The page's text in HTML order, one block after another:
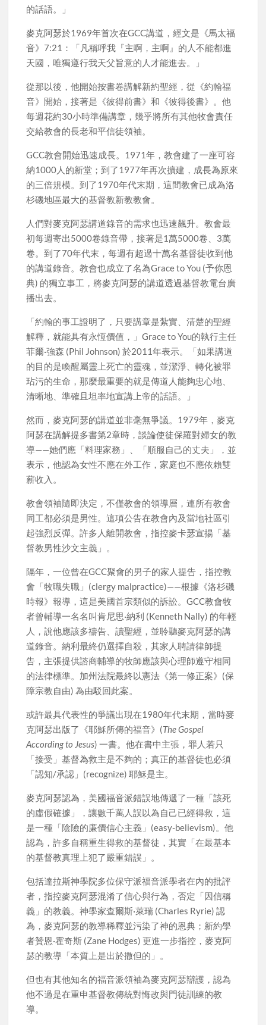
的話語。」
麥克阿瑟於1969年首次在GCC講道，經文是《馬太福
音》7:21：「凡稱呼我『主啊，主啊』的人不能都進
天國，唯獨遵行我天父旨意的人才能進去。」
從那以後，他開始按書卷講解新約聖經，從《約翰福
音》開始，接著是《彼得前書》和《彼得後書》。他
每週花約30小時準備講章，幾乎將所有其他牧會責任
交給教會的長老和平信徒領袖。
GCC教會開始迅速成長。1971年，教會建了一座可容
納1000人的新堂；到了1977年再次擴建，成長為原來
的三倍規模。到了1970年代末期，這間教會已成為洛
杉磯地區最大的基督教新教教會。
人們對麥克阿瑟講道錄音的需求也迅速飆升。教會最
初每週寄出5000卷錄音帶，接著是1萬5000卷、3萬
卷。到了70年代末，每週有超過十萬名基督徒收到他
的講道錄音。教會也成立了名為Grace to You (予你恩
典) 的獨立事工，將麥克阿瑟的講道透過基督教電台廣
播出去。
「約翰的事工證明了，只要講章是紮實、清楚的聖經
解釋，就能具有永恆價值，」Grace to You的執行主任
菲爾·強森 (Phil Johnson) 於2011年表示。「如果講道
的目的是喚醒屬靈上死亡的靈魂，並潔淨、轉化被罪
玷污的生命，那麼最重要的就是傳道人能夠忠心地、
清晰地、準確且坦率地宣講上帝的話語。」
然而，麥克阿瑟的講道並非毫無爭議。1979年，麥克
阿瑟在講解提多書第2章時，談論使徒保羅對婦女的教
導——她們應「料理家務」、「順服自己的丈夫」，並
表示，他認為女性不應在外工作，家庭也不應依賴雙
薪收入。
教會領袖隨即決定，不僅教會的領導層，連所有教會
同工都必須是男性。這項公告在教會內及當地社區引
起強烈反彈。許多人離開教會，指控麥卡瑟宣揚「基
督教男性沙文主義」。
隔年，一位曾在GCC聚會的男子的家人提告，指控教
會「牧職失職」(clergy malpractice)——根據《洛杉磯
時報》報導，這是美國首宗類似的訴訟。GCC教會牧
者曾輔導一名名叫肯尼思·納利 (Kenneth Nally) 的年輕
人，說他應該多禱告、讀聖經，並聆聽麥克阿瑟的講
道錄音。納利最終仍選擇自殺，其家人聘請律師提
告，主張提供諮商輔導的牧師應該與心理師遵守相同
的法律標準。加州法院最終以憲法《第一修正案》(保
障宗教自由) 為由駁回此案。
或許最具代表性的爭議出現在1980年代末期，當時麥
克阿瑟出版了《耶穌所傳的福音》(The Gospel
According to Jesus) 一書。他在書中主張，罪人若只
「接受」基督為救主是不夠的；真正的基督徒也必須
「認知/承認」(recognize) 耶穌是主。
麥克阿瑟認為，美國福音派錯誤地傳遞了一種「該死
的虛假確據」，讓數千萬人誤以為自己已經得救，這
是一種「陰險的廉價信心主義」(easy-believism)。他
認為，許多自稱重生得救的基督徒，其實「在最基本
的基督教真理上犯了嚴重錯誤」。
包括達拉斯神學院多位保守派福音派學者在內的批評
者，指控麥克阿瑟混淆了信心與行為，否定「因信稱
義」的教義。神學家查爾斯·萊瑞 (Charles Ryrie) 認
為，麥克阿瑟的教導稀釋並污染了神的恩典；新約學
者贊恩·霍奇斯 (Zane Hodges) 更進一步指控，麥克阿
瑟的教導「本質上是出於撒但的」。
但也有其他知名的福音派領袖為麥克阿瑟辯護，認為
他不過是在重申基督教傳統對悔改與門徒訓練的教
導。